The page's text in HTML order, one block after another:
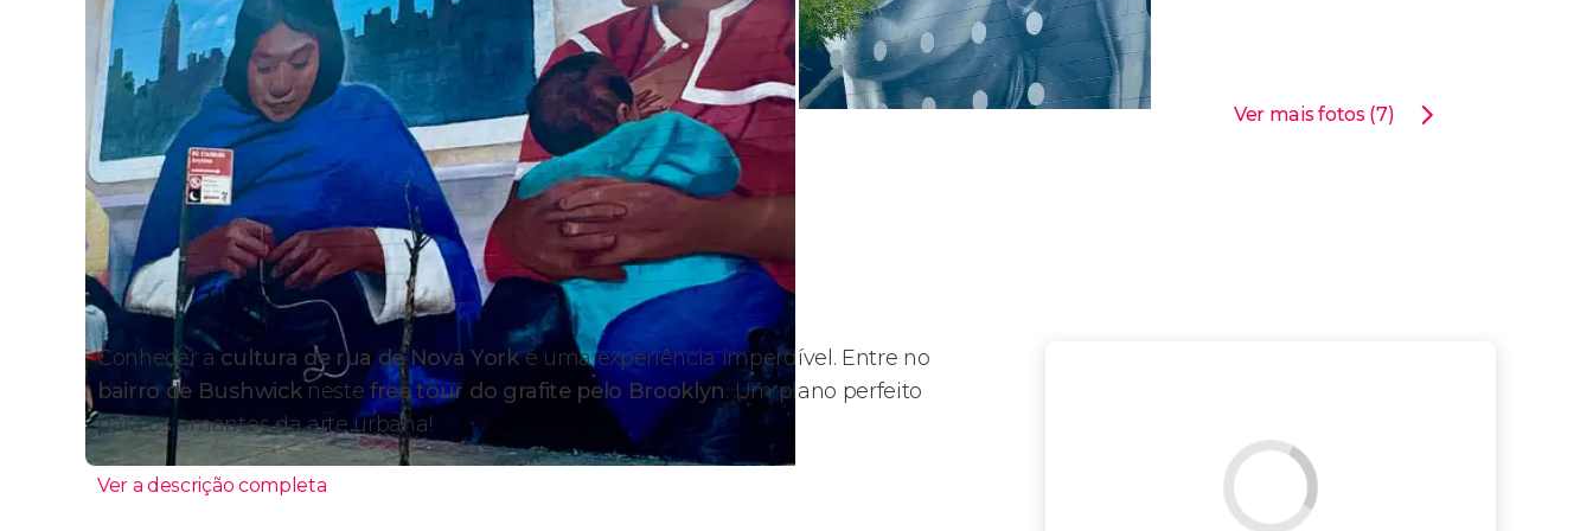
Ver mais fotos (7)
Conhecer acultura de rua de Nova Yorké uma experiência imperdível. Entre no
bairro de Bushwickneste free tour do grafite pelo Brooklyn. Um plano perfeito
para os amantes da arte urbana!
Ver a descrição completa